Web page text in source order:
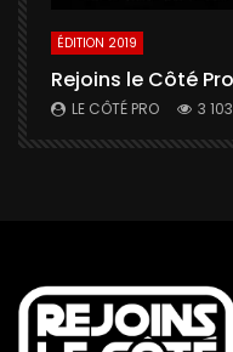
ÉDITION 2019
Rejoins le Côté
LE CÔTÉ PRO 3 103